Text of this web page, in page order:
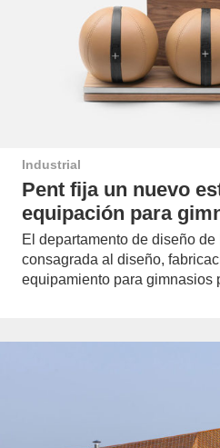
Industrial
Pent fija un nuevo
equipación para
El departamento de diseño
consagrada al diseño,
equipamiento para